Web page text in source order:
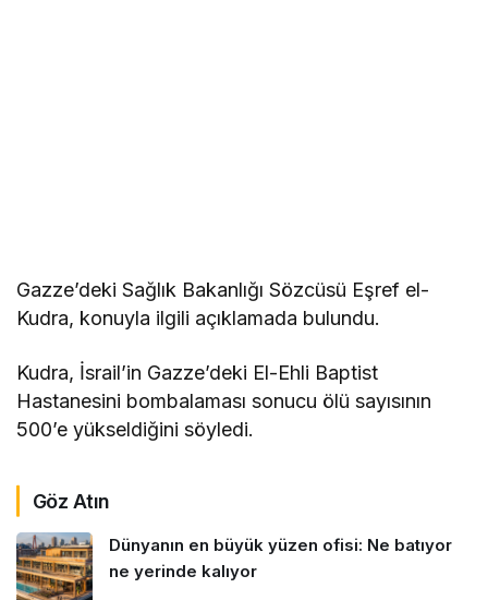
Gazze’deki Sağlık Bakanlığı Sözcüsü Eşref el-
Kudra, konuyla ilgili açıklamada bulundu.
Kudra, İsrail’in Gazze’deki El-Ehli Baptist
Hastanesini bombalaması sonucu ölü sayısının
500’e yükseldiğini söyledi.
Göz Atın
Dünyanın en büyük yüzen ofisi: Ne batıyor
ne yerinde kalıyor